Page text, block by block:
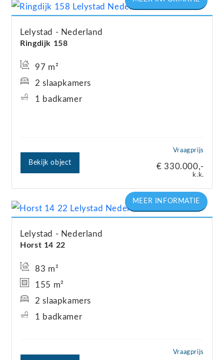
Ringdijk 158
Lelystad Nederland
Vraagprijs
€ 330.000,-
k.k.
97 m²
2 slaapkamers
1 badkamer
Bekijk object
Horst 14 22
Lelystad Nederland
Vraagprijs
83 m²
155 m²
2 slaapkamers
1 badkamer